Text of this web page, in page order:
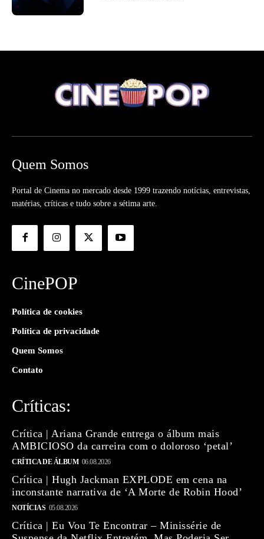
Quem Somos
Portal de Cinema no mercado desde 1999 trazendo notícias, entrevistas,
matérias, críticas e tudo sobre a sétima arte.
CinePOP
Política de cookies
Política de privacidade
Quem Somos
Contato
Críticas:
Crítica | Ariana Grande entrega o álbum mais
AMBICIOSO da carreira com o doloroso ‘petal’
CRÍTICA DE ÁLBUM 06.08.2026
Crítica | Hugh Jackman EXPLODE em cena na
inconstante narrativa de ‘A Morte de Robin Hood’
NOTÍCIAS 05.08.2026
Crítica | Eu Vou Te Encontrar – Minissérie de